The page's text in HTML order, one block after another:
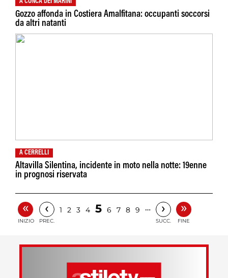
A CONCA DEI MARINI
Gozzo affonda in Costiera Amalfitana: occupanti soccorsi
da altri natanti
A CERRELLI
Altavilla Silentina, incidente in moto nella notte: 19enne
in prognosi riservata
«
INIZIO
‹
PREC.
1 2 3 4 5 6 7 8 9 … ›
SUCC.
»
FINE